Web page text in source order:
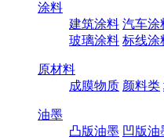
涂料
建筑涂料 汽车涂
玻璃涂料 标线涂
原材料
成膜物质 颜料类
油墨
凸版油墨 凹版油